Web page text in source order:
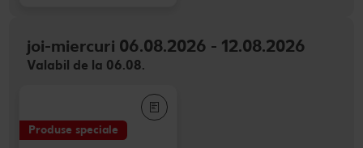
joi-miercuri 06.08.2026 - 12.08.2026
Valabil de la 06.08.
Produse speciale